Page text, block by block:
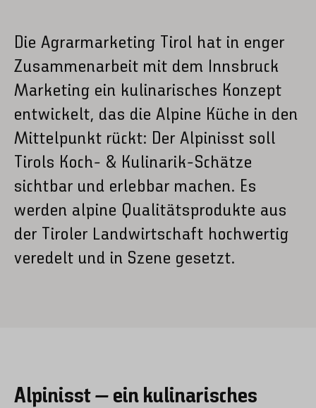
Die Agrarmarketing Tirol hat in enger
Zusammenarbeit mit dem Innsbruck
Marketing ein kulinarisches Konzept
entwickelt, das die Alpine Küche in den
Mittelpunkt rückt: Der Alpinisst soll
Tirols Koch- & Kulinarik-Schätze
sichtbar und erlebbar machen. Es
werden alpine Qualitätsprodukte aus
der Tiroler Landwirtschaft hochwertig
veredelt und in Szene gesetzt.
Alpinisst – ein kulinarisches